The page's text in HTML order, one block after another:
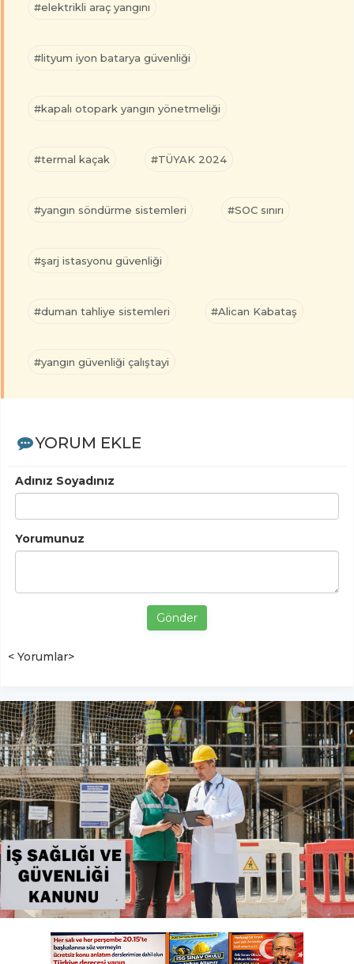
#elektrikli araç yangını
#lityum iyon batarya güvenliği
#kapalı otopark yangın yönetmeliği
#termal kaçak #TÜYAK 2024
#yangın söndürme sistemleri #SOC sınırı
#şarj istasyonu güvenliği
#duman tahliye sistemleri #Alican Kabataş
#yangın güvenliği çalıştayi
YORUM EKLE
Adınız Soyadınız
Yorumunuz
Gönder
< Yorumlar>